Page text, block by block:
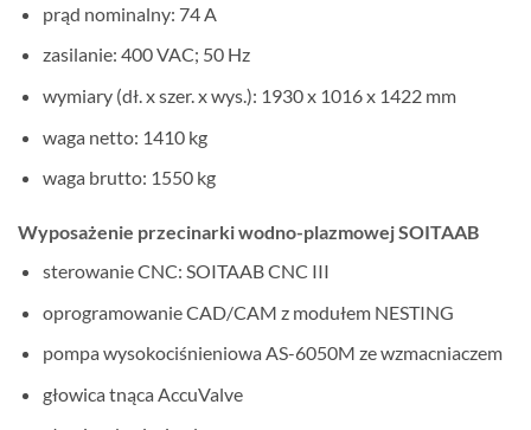
prąd nominalny: 74 A
zasilanie: 400 VAC; 50 Hz
wymiary (dł. x szer. x wys.): 1930 x 1016 x 1422 mm
waga netto: 1410 kg
waga brutto: 1550 kg
Wyposażenie przecinarki wodno-plazmowej SOITAAB
sterowanie CNC: SOITAAB CNC III
oprogramowanie CAD/CAM z modułem NESTING
pompa wysokociśnieniowa AS-6050M ze wzmacniaczem
głowica tnąca AccuValve